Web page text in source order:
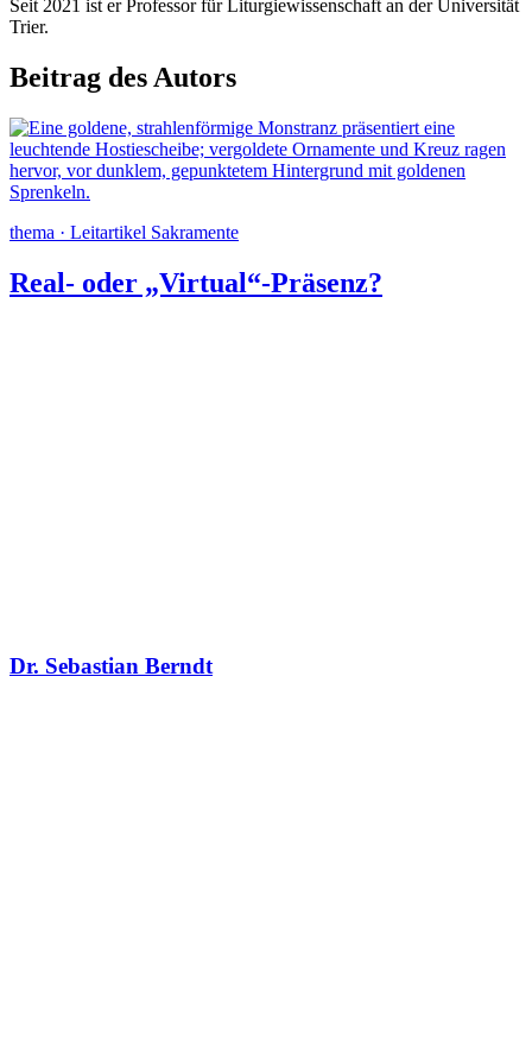
Seit 2021 ist er Professor für Liturgiewissenschaft an der Universität
Trier.
Beitrag des Autors
thema · Leitartikel Sakramente
Real- oder „Virtual“-Präsenz?
Dr. Sebastian Berndt